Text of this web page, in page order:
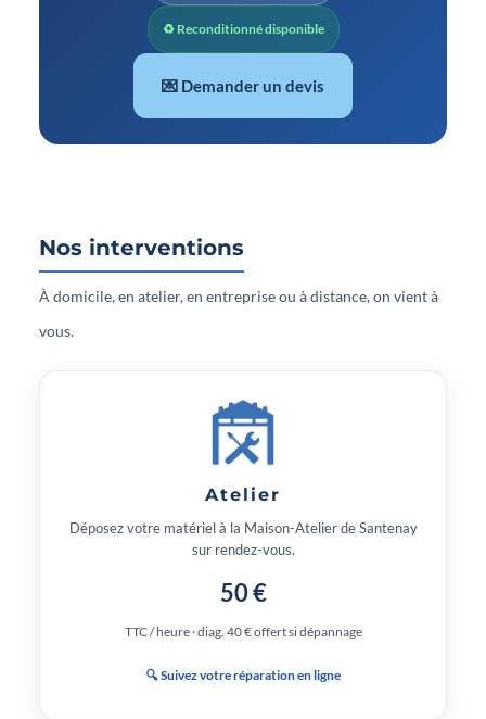
♻ Reconditionné disponible
💌 Demander un devis
Nos interventions
À domicile, en atelier, en entreprise ou à distance, on vient à
vous.
Atelier
Déposez votre matériel à la Maison-Atelier de Santenay
sur rendez-vous.
50 €
TTC / heure · diag. 40 € offert si dépannage
🔍 Suivez votre réparation en ligne